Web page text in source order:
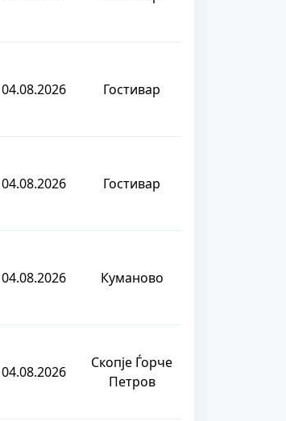
04.08.2026 Гостивар
04.08.2026 Гостивар
04.08.2026 Куманово
04.08.2026
Скопје Ѓорче
Петров